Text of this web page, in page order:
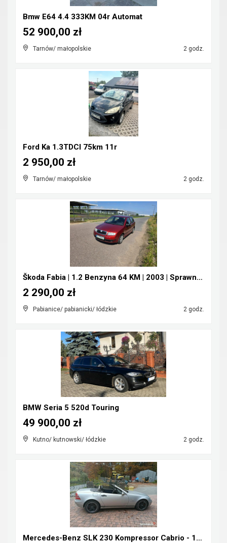
Bmw E64 4.4 333KM 04r Automat
Tarnów/ małopolskie 2 godz.
52 900,00 zł
Ford Ka 1.3TDCI 75km 11r
Tarnów/ małopolskie 2 godz.
2 950,00 zł
Škoda Fabia | 1.2 Benzyna 64 KM | 2003 | Sprawna |...
Pabianice/ pabianicki/ łódzkie 2 godz.
2 290,00 zł
BMW Seria 5 520d Touring
Kutno/ kutnowski/ łódzkie 2 godz.
49 900,00 zł
Mercedes-Benz SLK 230 Kompressor Cabrio - 1998r ka...